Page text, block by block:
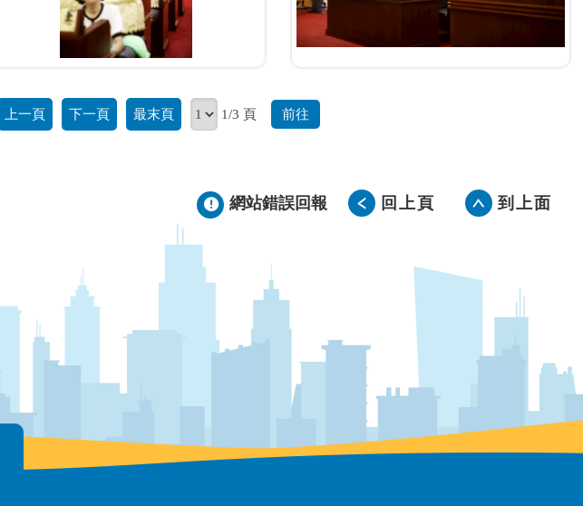
上一頁 下一頁 最末頁 1/3 頁 前往
網站錯誤回報 回上頁 到上面